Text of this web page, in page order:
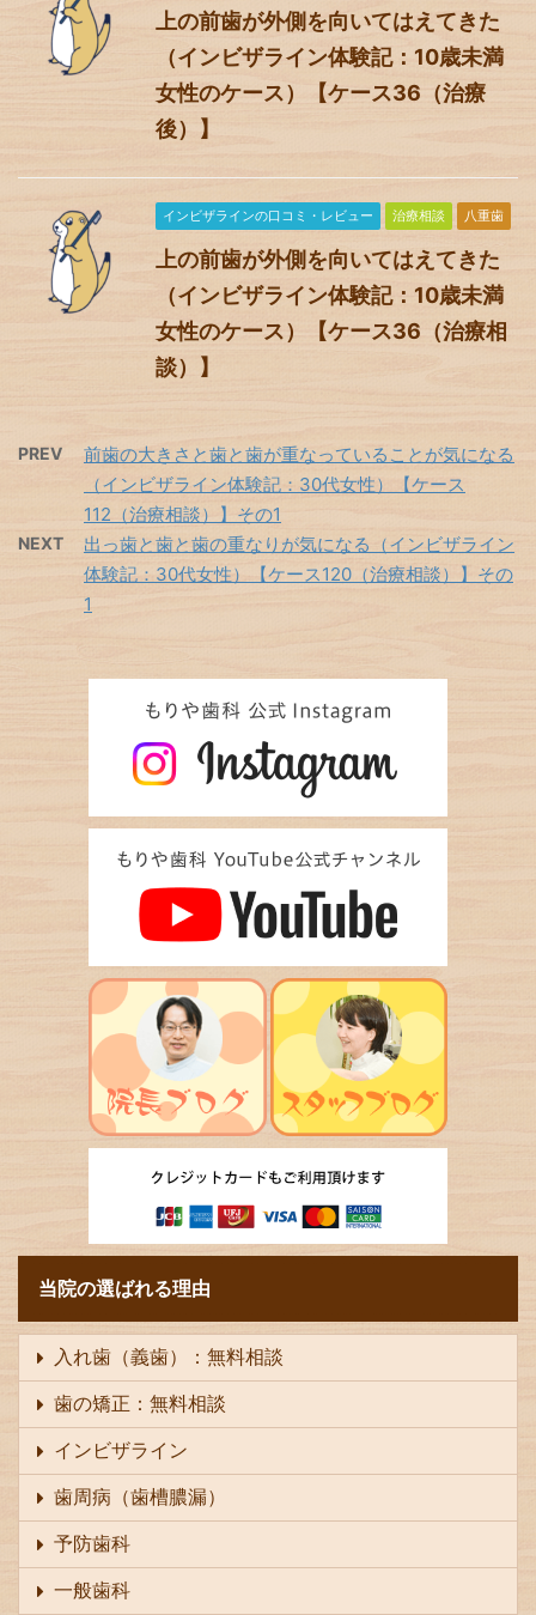
上の前歯が外側を向いてはえてきた
（インビザライン体験記：10歳未満
女性のケース）【ケース36（治療
後）】
インビザラインの口コミ・レビュー 治療相談 八重歯
上の前歯が外側を向いてはえてきた
（インビザライン体験記：10歳未満
女性のケース）【ケース36（治療相
談）】
PREV
前歯の大きさと歯と歯が重なっていることが気になる
（インビザライン体験記：30代女性）【ケース
112（治療相談）】その1
NEXT
出っ歯と歯と歯の重なりが気になる（インビザライン
体験記：30代女性）【ケース120（治療相談）】その
1
当院の選ばれる理由
入れ歯（義歯）：無料相談
歯の矯正：無料相談
インビザライン
歯周病（歯槽膿漏）
予防歯科
一般歯科